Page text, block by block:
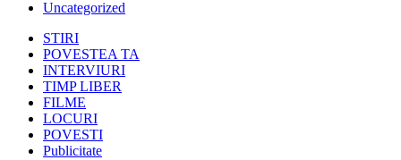
Uncategorized
STIRI
POVESTEA TA
INTERVIURI
TIMP LIBER
FILME
LOCURI
POVESTI
Publicitate